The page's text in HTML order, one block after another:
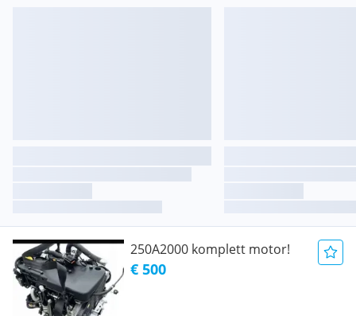
250A2000 komplett motor!
€ 500